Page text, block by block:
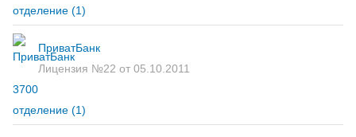
отделение (1)
ПриватБанк
Лицензия №22 от 05.10.2011
3700
отделение (1)